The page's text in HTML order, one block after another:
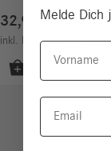
32,90€ 3,28€ /
inkl. MwSt. zzgl.Versand
Melde Dich
Vorname
Email